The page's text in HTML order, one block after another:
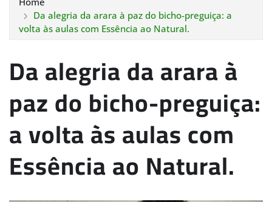
Da alegria da arara à paz do bicho-preguiça: a
volta às aulas com Essência ao Natural.
Da alegria da arara à
paz do bicho-preguiça:
a volta às aulas com
Essência ao Natural.